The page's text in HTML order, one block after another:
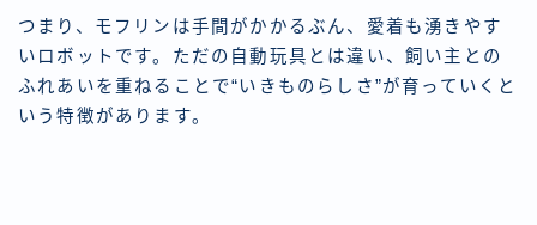
つまり、モフリンは手間がかかるぶん、愛着も湧きやす
いロボットです。ただの自動玩具とは違い、飼い主との
ふれあいを重ねることで“いきものらしさ”が育っていくと
いう特徴があります。